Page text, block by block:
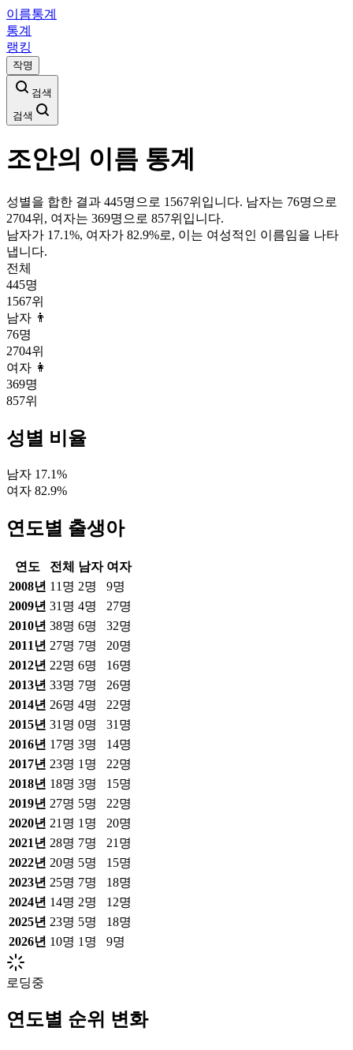
이름통계
통계
랭킹
작명
검색
검색
조안의 이름 통계
성별을 합한 결과 445명으로 1567위입니다. 남자는 76명으로
2704위, 여자는 369명으로 857위입니다.
남자가 17.1%, 여자가 82.9%로, 이는 여성적인 이름임을 나타
냅니다.
전체
445명
1567위
남자 👨
76명
2704위
여자 👩
369명
857위
성별 비율
남자 17.1%
여자 82.9%
연도별 출생아
연도 전체 남자 여자
2008년 11 명 2명 9명
2009년 31 명 4명 27명
2010년 38명 6명 32명
2011 년 27명 7명 20명
2012년 22명 6명 16명
2013년 33명 7명 26명
2014년 26명 4명 22명
2015년 31 명 0명 31 명
2016년 17명 3명 14명
2017년 23명 1 명 22명
2018년 18명 3명 15명
2019년 27명 5명 22명
2020년 21 명 1 명 20명
2021 년 28명 7명 21 명
2022년 20명 5명 15명
2023년 25명 7명 18명
2024년 14명 2명 12명
2025년 23명 5명 18명
2026년 10명 1 명 9명
로딩중
연도별 순위 변화